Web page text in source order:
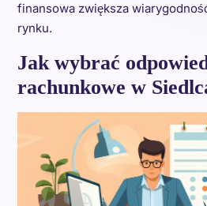
finansowa zwiększa
rynku.
Jak wybrać
rachunkowe w